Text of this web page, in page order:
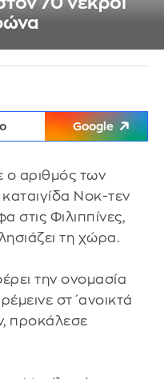
Google
ο αριθμός των
Νοκ-τεν
στις Φιλιππίνες,
τη χώρα.
την ονομασία
στ΄ανοικτά
προκάλεσε